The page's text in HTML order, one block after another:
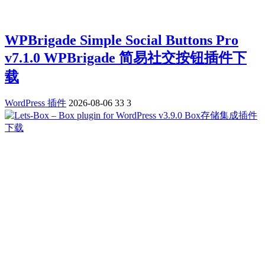
WPBrigade Simple Social Buttons Pro
v7.1.0 WPBrigade 简易社交按钮插件下
载
WordPress 插件 2026-08-06 33 3